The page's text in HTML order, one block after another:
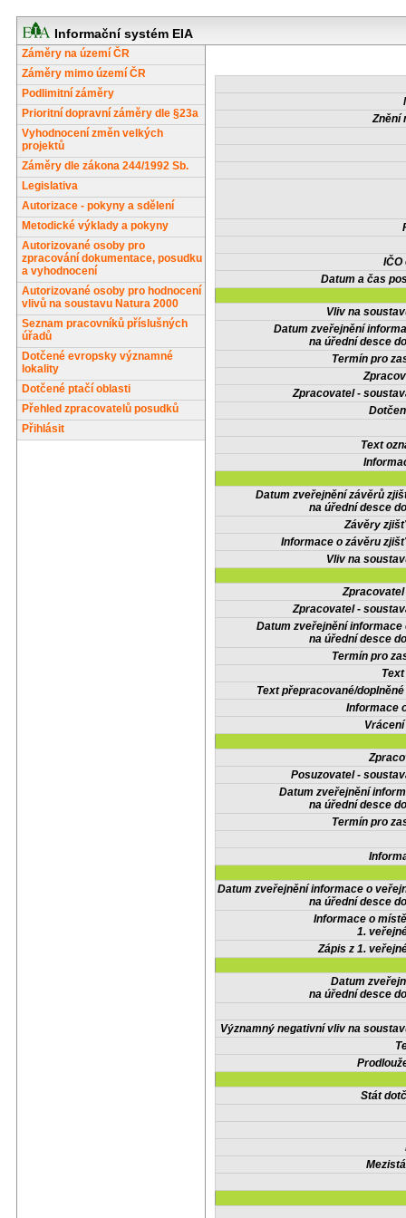
Informační systém EIA
Záměry na území ČR
Záměry mimo území ČR
Podlimitní záměry
Prioritní dopravní záměry dle §23a
Vyhodnocení změn velkých
projektů
Záměry dle zákona 244/1992 Sb.
Legislativa
Autorizace - pokyny a sdělení
Metodické výklady a pokyny
Autorizované osoby pro
zpracování dokumentace, posudku
a vyhodnocení
Autorizované osoby pro hodnocení
vlivů na soustavu Natura 2000
Seznam pracovníků příslušných
úřadů
Dotčené evropsky významné
lokality
Dotčené ptačí oblasti
Přehled zpracovatelů posudků
Přihlásit
Znění
IČO
Datum a čas
Vliv na
Datum zveřejnění
na úřední desce
Termín pro
Zpracovatel -
Text
Datum zveřejnění závěrů
na úřední desce
Závěry
Informace o závěru
Vliv na
Zpracovatel -
Datum zveřejnění informace
na úřední desce
Termín pro
Text přepracované/
Informace
Posuzovatel -
Datum zveřejnění
na úřední desce
Termín pro
Datum zveřejnění informace o
na úřední desce
Informace o
1.
Zápis z 1.
Datum
na úřední desce
Významný negativní vliv na
Stát